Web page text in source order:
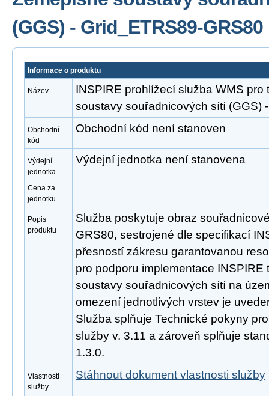
(GGS) - Grid_ETRS89-GRS80
Informace o produktu
Název
INSPIRE prohlížecí služba WMS pro
soustavy souřadnicových sítí (GGS)
Obchodní
kód
Obchodní kód není stanoven
Výdejní
jednotka
Výdejní jednotka není stanovena
Cena za
jednotku
Popis
produktu
Služba poskytuje obraz
GRS80, sestrojené dle specifikací
přesností zákresu garantovanou
pro podporu implementace INSPIRE
soustavy souřadnicových sítí na
omezení jednotlivých vrstev je
Služba splňuje Technické pokyny
služby v. 3.11 a zároveň splňuje
1.3.0.
Vlastnosti
služby
Stáhnout dokument vlastnosti služby